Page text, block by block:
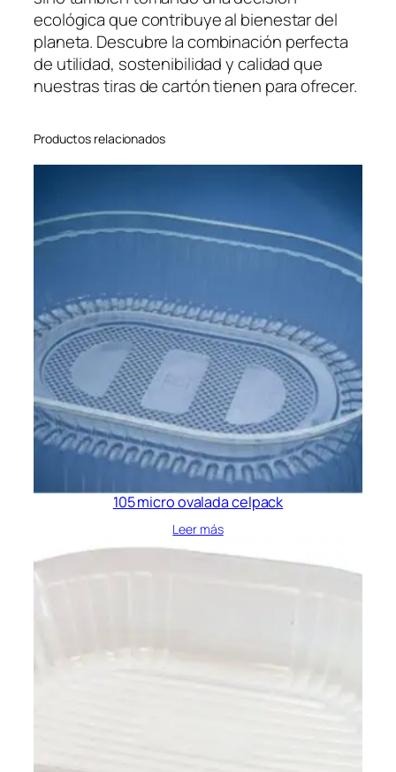
ecológica que contribuye al bienestar del
planeta. Descubre la combinación perfecta
de utilidad, sostenibilidad y calidad que
nuestras tiras de cartón tienen para ofrecer.
Productos relacionados
105 micro ovalada celpack
Leer más